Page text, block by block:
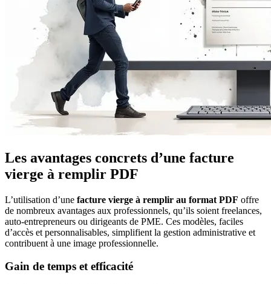
Les avantages concrets d’une facture
vierge à remplir PDF
L’utilisation d’une facture vierge à remplir au format PDF offre
de nombreux avantages aux professionnels, qu’ils soient freelances,
auto-entrepreneurs ou dirigeants de PME. Ces modèles, faciles
d’accès et personnalisables, simplifient la gestion administrative et
contribuent à une image professionnelle.
Gain de temps et efficacité